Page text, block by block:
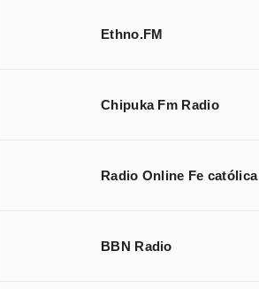
Ethno.FM
Chipuka Fm Radio
Radio Online Fe católica
BBN Radio